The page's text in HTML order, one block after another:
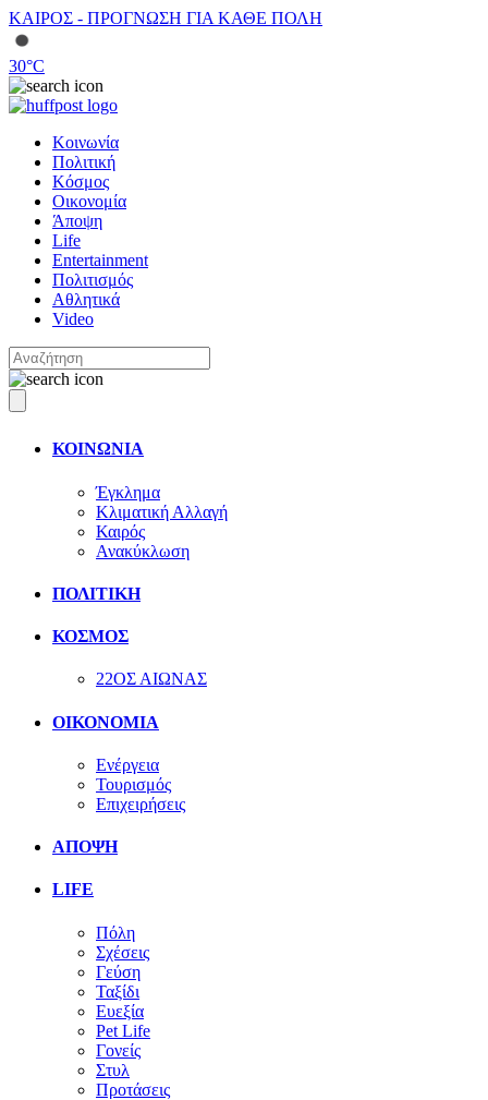
ΚΑΙΡΟΣ - ΠΡΟΓΝΩΣΗ ΓΙΑ ΚΑΘΕ ΠΟΛΗ
30°C
Κοινωνία
Πολιτική
Κόσμος
Οικονομία
Άποψη
Life
Entertainment
Πολιτισμός
Αθλητικά
Video
ΚΟΙΝΩΝΙΑ
Έγκλημα
Κλιματική Αλλαγή
Καιρός
Ανακύκλωση
ΠΟΛΙΤΙΚΗ
ΚΟΣΜΟΣ
22ΟΣ ΑΙΩΝΑΣ
ΟΙΚΟΝΟΜΙΑ
Ενέργεια
Τουρισμός
Επιχειρήσεις
ΑΠΟΨΗ
LIFE
Πόλη
Σχέσεις
Γεύση
Ταξίδι
Ευεξία
Pet Life
Γονείς
Στυλ
Προτάσεις